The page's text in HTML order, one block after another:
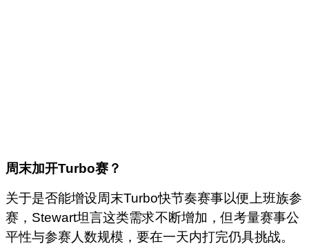
周末加开Turbo赛？
关于是否能增设周末Turbo快节奏赛事以便上班族参
赛，Stewart坦言这类需求不断增加，但考量赛事公
平性与参赛人数规模，要在一天内打完仍具挑战。